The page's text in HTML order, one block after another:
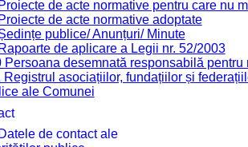
de acte normative pentru care nu
de acte normative adoptate
publice/ Anunțuri/ Minute
de aplicare a Legii nr. 52/2003
Persoana desemnată responsabilă
Registrul asociațiilor, fundațiilor și
ale Comunei
de contact ale